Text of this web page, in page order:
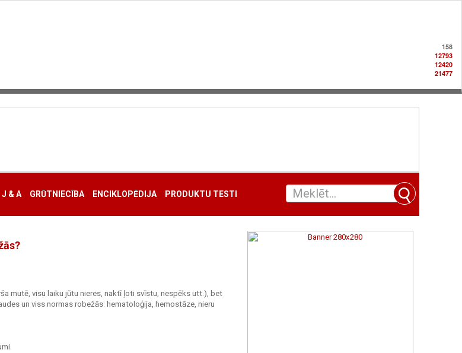
158
12793
12420
21477
J & A GRŪTNIECĪBA ENCIKLOPĒDIJA PRODUKTU TESTI
mutē, visu laiku jūtu nieres, naktī ļoti svīstu, nespēks utt.), bet
un viss normas robežās: hematoloģija, hemostāze, nieru